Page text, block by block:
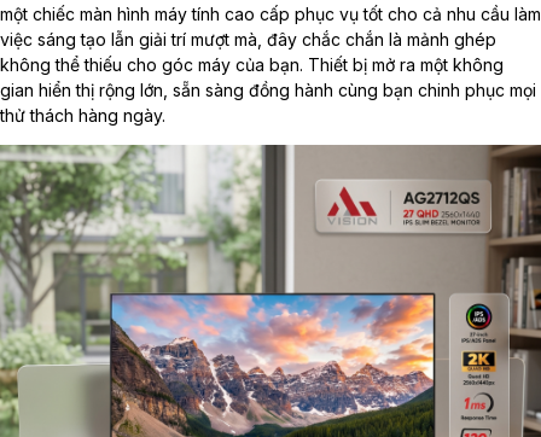
một chiếc màn hình máy tính cao cấp phục vụ tốt cho cả nhu cầu làm
việc sáng tạo lẫn giải trí mượt mà, đây chắc chắn là mảnh ghép
không thể thiếu cho góc máy của bạn. Thiết bị mở ra một không
gian hiển thị rộng lớn, sẵn sàng đồng hành cùng bạn chinh phục mọi
thử thách hàng ngày.